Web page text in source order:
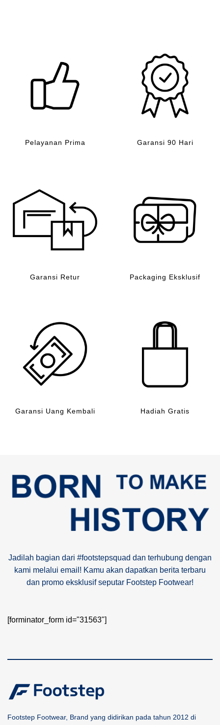
Pelayanan Prima Garansi 90 Hari
Garansi Retur Packaging Eksklusif
Garansi Uang Kembali Hadiah Gratis
Jadilah bagian dari #footstepsquad dan terhubung dengan
kami melalui email! Kamu akan dapatkan berita terbaru
dan promo eksklusif seputar Footstep Footwear!
[forminator_form id="31563"]
Footstep Footwear, Brand yang didirikan pada tahun 2012 di